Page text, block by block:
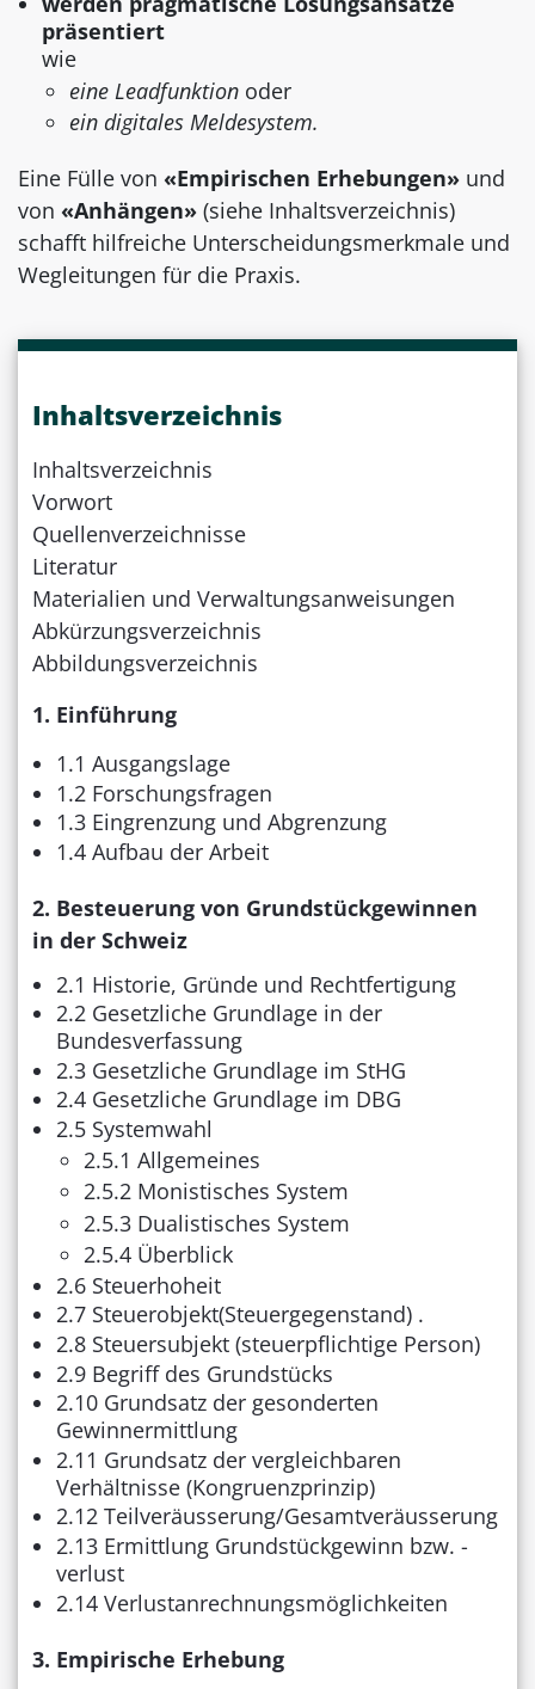
präsentiert
wie
eine Leadfunktion oder
ein digitales Meldesystem.
Eine Fülle von «Empirischen Erhebungen» und
von «Anhängen» (siehe Inhaltsverzeichnis)
schafft hilfreiche Unterscheidungsmerkmale und
Wegleitungen für die Praxis.
Inhaltsverzeichnis
Inhaltsverzeichnis
Vorwort
Quellenverzeichnisse
Literatur
Materialien und Verwaltungsanweisungen
Abkürzungsverzeichnis
Abbildungsverzeichnis
1. Einführung
1.1 Ausgangslage
1.2 Forschungsfragen
1.3 Eingrenzung und Abgrenzung
1.4 Aufbau der Arbeit
2. Besteuerung von Grundstückgewinnen
in der Schweiz
2.1 Historie, Gründe und Rechtfertigung
2.2 Gesetzliche Grundlage in der
Bundesverfassung
2.3 Gesetzliche Grundlage im StHG
2.4 Gesetzliche Grundlage im DBG
2.5 Systemwahl
2.5.1 Allgemeines
2.5.2 Monistisches System
2.5.3 Dualistisches System
2.5.4 Überblick
2.6 Steuerhoheit
2.7 Steuerobjekt(Steuergegenstand) .
2.8 Steuersubjekt (steuerpflichtige Person)
2.9 Begriff des Grundstücks
2.10 Grundsatz der gesonderten
Gewinnermittlung
2.11 Grundsatz der vergleichbaren
Verhältnisse (Kongruenzprinzip)
2.12 Teilveräusserung/Gesamtveräusserung
2.13 Ermittlung Grundstückgewinn bzw. -
verlust
2.14 Verlustanrechnungsmöglichkeiten
3. Empirische Erhebung